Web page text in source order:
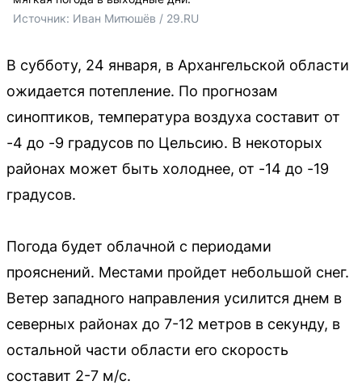
Источник: Иван Митюшёв / 29.RU
В субботу, 24 января, в Архангельской области
ожидается потепление. По прогнозам
синоптиков, температура воздуха составит от
-4 до -9 градусов по Цельсию. В некоторых
районах может быть холоднее, от -14 до -19
градусов.
Погода будет облачной с периодами
прояснений. Местами пройдет небольшой снег.
Ветер западного направления усилится днем в
северных районах до 7-12 метров в секунду, в
остальной части области его скорость
составит 2-7 м/с.